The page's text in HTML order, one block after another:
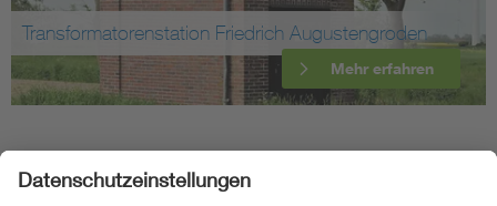
Transformatorenstation Friedrich Augustengroden
Mehr erfahren